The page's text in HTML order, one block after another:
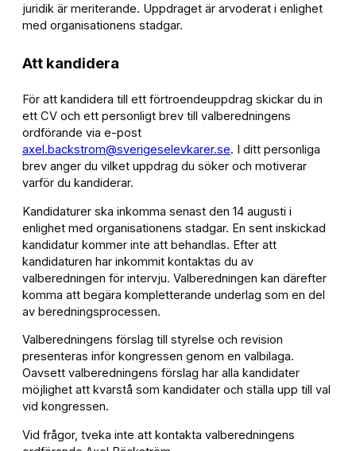
juridik är meriterande. Uppdraget är arvoderat i enlighet
med organisationens stadgar.
Att kandidera
För att kandidera till ett förtroendeuppdrag skickar du in
ett CV och ett personligt brev till valberedningens
ordförande via e-post
axel.backstrom@sverigeselevkarer.se. I ditt personliga
brev anger du vilket uppdrag du söker och motiverar
varför du kandiderar.
Kandidaturer ska inkomma senast den 14 augusti i
enlighet med organisationens stadgar. En sent inskickad
kandidatur kommer inte att behandlas. Efter att
kandidaturen har inkommit kontaktas du av
valberedningen för intervju. Valberedningen kan därefter
komma att begära kompletterande underlag som en del
av beredningsprocessen.
Valberedningens förslag till styrelse och revision
presenteras inför kongressen genom en valbilaga.
Oavsett valberedningens förslag har alla kandidater
möjlighet att kvarstå som kandidater och ställa upp till val
vid kongressen.
Vid frågor, tveka inte att kontakta valberedningens